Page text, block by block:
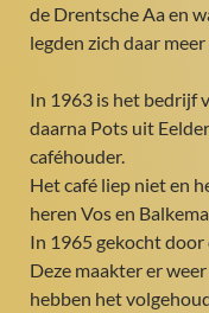
de Drentsche Aa en
legden zich daar meer
In 1963 is het bedrijf
daarna Pots uit
caféhouder.
Het café liep niet en
heren Vos en
In 1965 gekocht door
Deze maakter er
hebben het